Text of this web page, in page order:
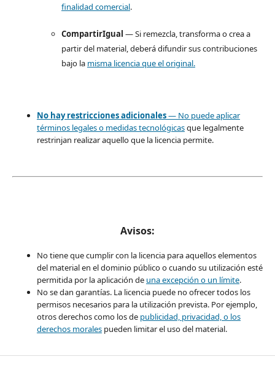
finalidad comercial.
CompartirIgual — Si remezcla, transforma o crea a
partir del material, deberá difundir sus contribuciones
bajo la misma licencia que el original.
No hay restricciones adicionales— No puede aplicar
términos legales o medidas tecnológicasque legalmente
restrinjan realizar aquello que la licencia permite.
Avisos:
No tiene que cumplir con la licencia para aquellos elementos
del material en el dominio público o cuando su utilización esté
permitida por la aplicación de una excepción o un límite.
No se dan garantías. La licencia puede no ofrecer todos los
permisos necesarios para la utilización prevista. Por ejemplo,
otros derechos como los de publicidad, privacidad, o los
derechos moralespueden limitar el uso del material.